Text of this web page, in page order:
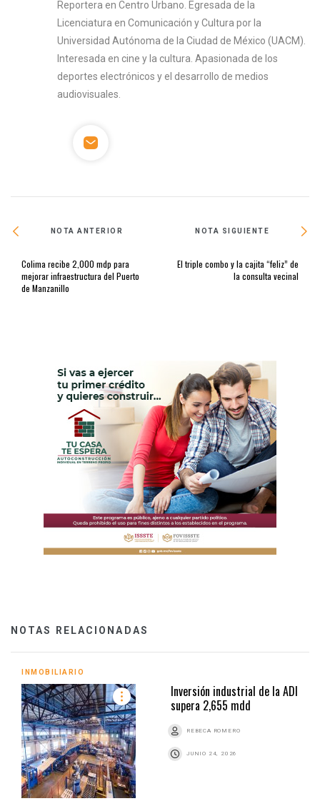
Reportera en Centro Urbano. Egresada de la
Licenciatura en Comunicación y Cultura por la
Universidad Autónoma de la Ciudad de México (UACM).
Interesada en cine y la cultura. Apasionada de los
deportes electrónicos y el desarrollo de medios
audiovisuales.
NOTA ANTERIOR
Colima recibe 2,000 mdp para
mejorar infraestructura del Puerto
de Manzanillo
NOTA SIGUIENTE
El triple combo y la cajita “feliz” de
la consulta vecinal
NOTAS RELACIONADAS
INMOBILIARIO
Inversión industrial de la ADI
supera 2,655 mdd
REBECA ROMERO
JUNIO 24, 2026